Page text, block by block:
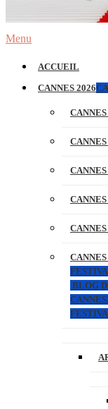
Menu
ACCUEIL
CANNES 2026
BLOG